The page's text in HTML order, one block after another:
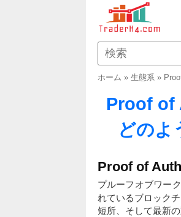
ホーム » 生態系»
Proof of
どのよ
Proof of
プルーフオブワー
れているブロック
短所、そして最新